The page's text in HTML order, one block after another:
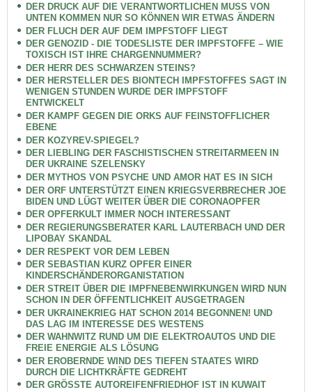
DER DRUCK AUF DIE VERANTWORTLICHEN MUSS VON
UNTEN KOMMEN NUR SO KÖNNEN WIR ETWAS ÄNDERN
DER FLUCH DER AUF DEM IMPFSTOFF LIEGT
DER GENOZID - DIE TODESLISTE DER IMPFSTOFFE – WIE
TOXISCH IST IHRE CHARGENNUMMER?
DER HERR DES SCHWARZEN STEINS?
DER HERSTELLER DES BIONTECH IMPFSTOFFES SAGT IN
WENIGEN STUNDEN WURDE DER IMPFSTOFF
ENTWICKELT
DER KAMPF GEGEN DIE ORKS AUF FEINSTOFFLICHER
EBENE
DER KOZYREV-SPIEGEL?
DER LIEBLING DER FASCHISTISCHEN STREITARMEEN IN
DER UKRAINE SZELENSKY
DER MYTHOS VON PSYCHE UND AMOR HAT ES IN SICH
DER ORF UNTERSTÜTZT EINEN KRIEGSVERBRECHER JOE
BIDEN UND LÜGT WEITER ÜBER DIE CORONAOPFER
DER OPFERKULT IMMER NOCH INTERESSANT
DER REGIERUNGSBERATER KARL LAUTERBACH UND DER
LIPOBAY SKANDAL
DER RESPEKT VOR DEM LEBEN
DER SEBASTIAN KURZ OPFER EINER
KINDERSCHÄNDERORGANISTATION
DER STREIT ÜBER DIE IMPFNEBENWIRKUNGEN WIRD NUN
SCHON IN DER ÖFFENTLICHKEIT AUSGETRAGEN
DER UKRAINEKRIEG HAT SCHON 2014 BEGONNEN! UND
DAS LAG IM INTERESSE DES WESTENS
DER WAHNWITZ RUND UM DIE ELEKTROAUTOS UND DIE
FREIE ENERGIE ALS LÖSUNG
DER EROBERNDE WIND DES TIEFEN STAATES WIRD
DURCH DIE LICHTKRÄFTE GEDREHT
DER GRÖSSTE AUTOREIFENFRIEDHOF IST IN KUWAIT